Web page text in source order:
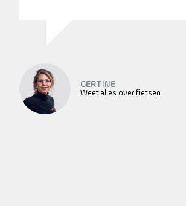
GERTINE
Weet alles over fietsen